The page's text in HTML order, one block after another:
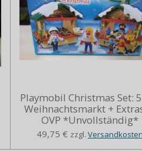
Playmobil Christmas Set:
Weihnachtsmarkt +
OVP *Unvollständig*
49,75 € zzgl.